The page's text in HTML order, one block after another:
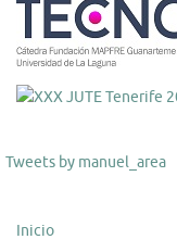
Tweets by manuel_area
Inicio